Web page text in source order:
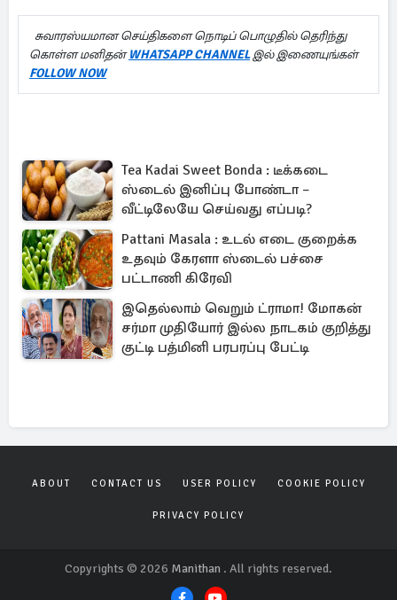
சுவாரஸ்யமான செய்திகளை நொடிப் பொழுதில் தெரிந்து
கொள்ள மனிதன்WHATSAPP CHANNELஇல் இணையுங்கள்
FOLLOW NOW
Tea Kadai Sweet Bonda : டீக்கடை
ஸ்டைல் இனிப்பு போண்டா –
வீட்டிலேயே செய்வது எப்படி?
Pattani Masala : உடல் எடை குறைக்க
உதவும் கேரளா ஸ்டைல் பச்சை
பட்டாணி கிரேவி
இதெல்லாம் வெறும் ட்ராமா! மோகன்
சர்மா முதியோர் இல்ல நாடகம் குறித்து
குட்டி பத்மினி பரபரப்பு பேட்டி
ABOUT CONTACT US USER POLICY COOKIE POLICY
PRIVACY POLICY
Copyrights © 2026 Manithan . All rights reserved.